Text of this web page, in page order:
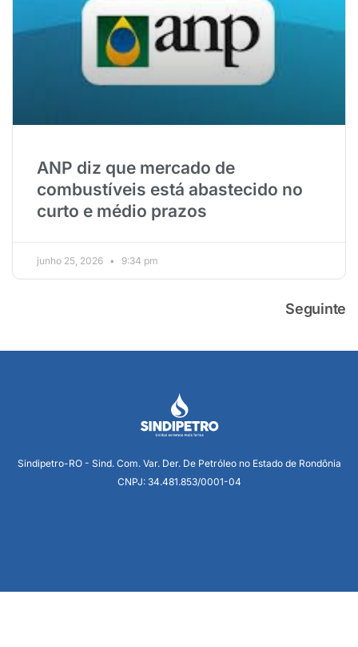
ANP diz que mercado de
combustíveis está abastecido no
curto e médio prazos
junho 25, 2026 9:34 pm
Seguinte
Sindipetro-RO - Sind. Com. Var. Der. De Petróleo no Estado de Rondônia
CNPJ: 34.481.853/0001-04